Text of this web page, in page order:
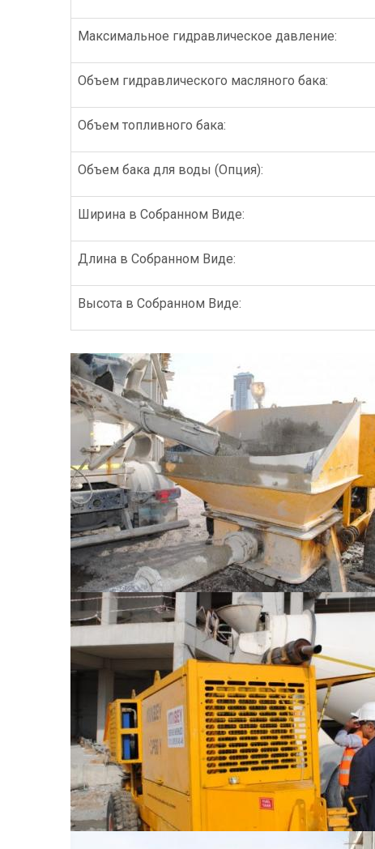
Максимальное гидравлическое давление:
Объем гидравлического масляного бака:
Объем топливного бака:
Объем бака для воды (Опция):
Ширина в Собранном Виде:
Длина в Собранном Виде:
Высота в Собранном Виде: